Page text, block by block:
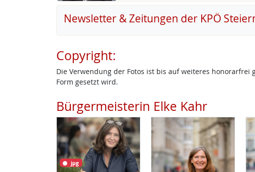
Newsletter & Zeitungen der KPÖ
Copyright:
Die Verwendung der Fotos ist bis auf weiteres
Form gesetzt wird.
Bürgermeisterin Elke Kahr
jpg